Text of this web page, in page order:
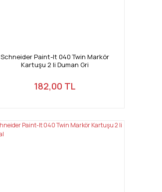
Schneider Paint-It 040 Twin Markör
Kartuşu 2 li Duman Gri
182,00 TL